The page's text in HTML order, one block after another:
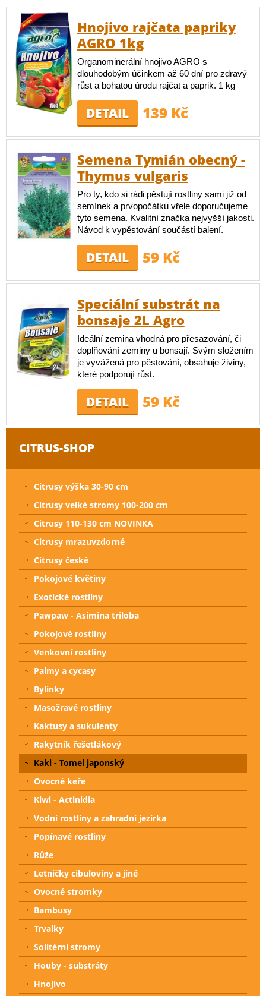
Hnojivo rajčata papriky
AGRO 1kg
Organominerální hnojivo AGRO s
dlouhodobým účinkem až 60 dní pro zdravý
růst a bohatou úrodu rajčat a paprik. 1 kg
DETAIL 139 Kč
Semena Tymián obecný -
Thymus vulgaris
Pro ty, kdo si rádi pěstují rostliny sami již od
semínek a prvopočátku vřele doporučujeme
tyto semena. Kvalitní značka nejvyšší jakosti.
Návod k vypěstování součástí balení.
DETAIL 59 Kč
Speciální substrát na
bonsaje 2L Agro
Ideální zemina vhodná pro přesazování, či
doplňování zeminy u bonsají. Svým složením
je vyvážená pro pěstování, obsahuje živiny,
které podporují růst.
DETAIL 59 Kč
CITRUS-SHOP
Citrusy výška 30-90 cm
Citrusy velké stromy 100-200 cm
Citrusy 110-130 cm NOVINKA
Citrusy mrazuvzdorné
Citrusy české
Pokojové květiny
Exotické rostliny
Pawpaw - Asimina triloba
Pokojové rostliny
Venkovní rostliny
Palmy a cycasy
Bylinky
Masožravé rostliny
Kaktusy a sukulenty
Rakytník řešetlákový
Kaki - Tomel japonský
Ovocné keře
Kiwi - Actinidia
Vodní rostliny a zahradní jezírka
Popínavé rostliny
Růže
Letničky cibuloviny a jiné
Ovocné stromky
Bambusy
Trvalky
Solitérní stromy
Houby - substráty
Hnojivo